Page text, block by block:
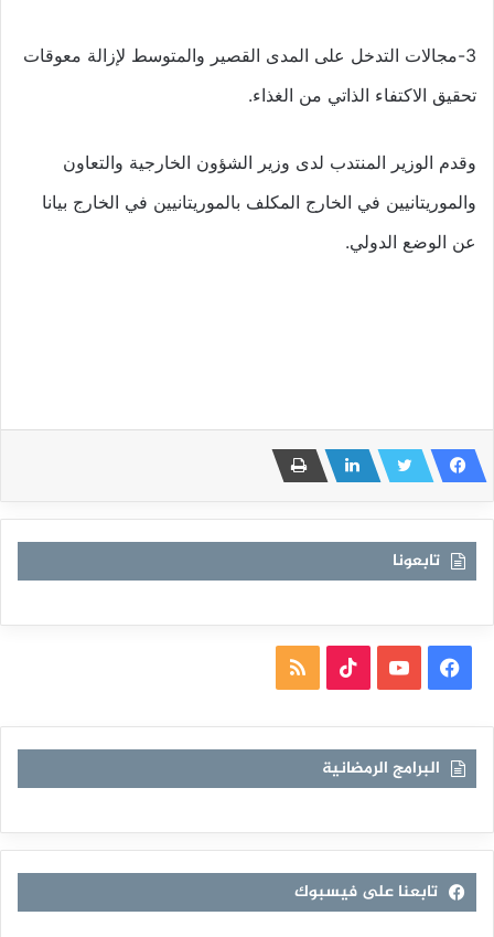
3-مجالات التدخل على المدى القصير والمتوسط ​​لإزالة معوقات
تحقيق الاكتفاء الذاتي من الغذاء.
وقدم الوزير المنتدب لدى وزير الشؤون الخارجية والتعاون
والموريتانيين في الخارج المكلف بالموريتانيين في الخارج بيانا
عن الوضع الدولي.
تابعونا
فيسبوكيوتيوب TikTokملخص
RSS
البرامج الرمضانية
تابعنا على فيسبوك